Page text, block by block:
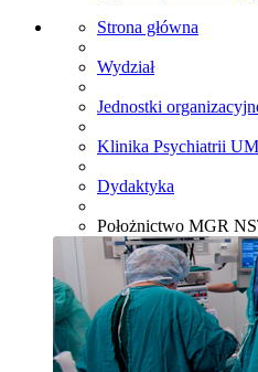
Strona główna
Wydział
Jednostki
Klinika Psychiatrii
Dydaktyka
Położnictwo MGR